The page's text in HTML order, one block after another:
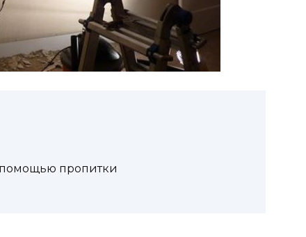
помощью пропитки